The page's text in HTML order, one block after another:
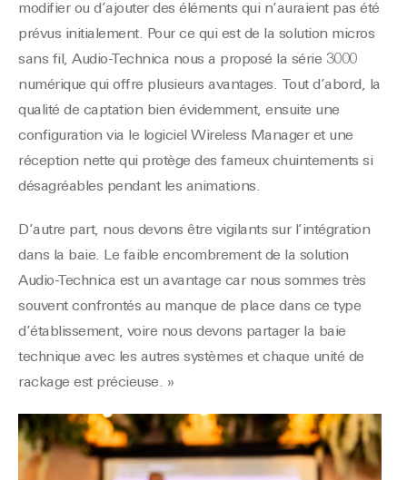
modifier ou d’ajouter des éléments qui n’auraient pas été
prévus initialement. Pour ce qui est de la solution micros
sans fil, Audio-Technica nous a proposé la série 3000
numérique qui offre plusieurs avantages. Tout d’abord, la
qualité de captation bien évidemment, ensuite une
configuration via le logiciel Wireless Manager et une
réception nette qui protège des fameux chuintements si
désagréables pendant les animations.
D’autre part, nous devons être vigilants sur l’intégration
dans la baie. Le faible encombrement de la solution
Audio-Technica est un avantage car nous sommes très
souvent confrontés au manque de place dans ce type
d’établissement, voire nous devons partager la baie
technique avec les autres systèmes et chaque unité de
rackage est précieuse. »